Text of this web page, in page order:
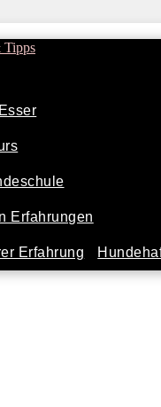
Tipps
Erfahrungen
Erfahrung